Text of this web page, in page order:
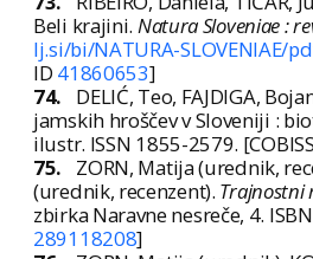
Beli krajini. Natura Sloveniae :
lj.si/bi/NATURA-SLOVENIAE/
ID 41860653]
74.
DELIĆ, Teo, FAJDIGA,
jamskih hroščev v Sloveniji :
ilustr. ISSN 1855-2579.
75.
ZORN, Matija (urednik,
(urednik, recenzent). Trajnostni
zbirka Naravne nesreče, 4.
289118208]